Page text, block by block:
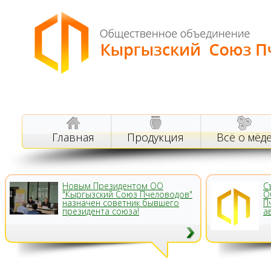
Главная Продукция Всё о
Новым Президентом ОО
"Кыргызский Союз Пчеловодов"
назначен советник бывшего
президента союза!